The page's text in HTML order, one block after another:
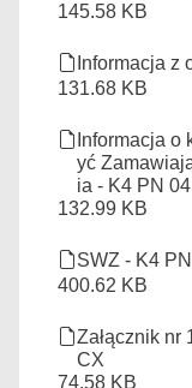
145.58 KB
Informacja z
131.68 KB
Informacja o
yć
ia - K4 PN
132.99 KB
SWZ - K4
400.62 KB
Załącznik nr
CX
74.58 KB